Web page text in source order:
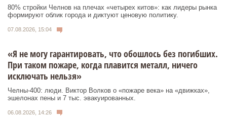
80% стройки Челнов на плечах «четырех китов»: как лидеры рынка
формируют облик города и диктуют ценовую политику.
07.08.2026, 15:04
«Я не могу гарантировать, что обошлось без погибших.
При таком пожаре, когда плавится металл, ничего
исключать нельзя»
Челны-400: люди. Виктор Волков о «пожаре века» на «движках»,
эшелонах пены и 7 тыс. эвакуированных.
06.08.2026, 14:26